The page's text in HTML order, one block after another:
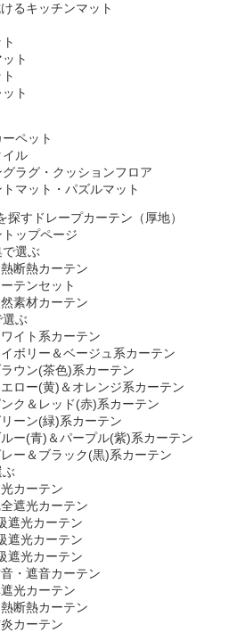
るキッチンマット
ト
ト
ペット
イル
グラグ・クッションフロア
マット・パズルマット
ドレープカーテン（厚地）
ップページ
で選ぶ
断熱カーテン
テンセット
素材カーテン
選ぶ
イト系カーテン
ボリー＆ベージュ系カーテン
ウン(茶色)系カーテン
ロー(黄)＆オレンジ系カーテン
ンク＆レッド(赤)系カーテン
ーン(緑)系カーテン
ー(青)＆パープル(紫)系カーテン
ー＆ブラック(黒)系カーテン
ぶ
カーテン
遮光カーテン
遮光カーテン
遮光カーテン
遮光カーテン
・遮音カーテン
光カーテン
断熱カーテン
カーテン